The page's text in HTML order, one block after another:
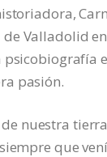
Valladolid
psicobiografía
pasión.
nuestra
que